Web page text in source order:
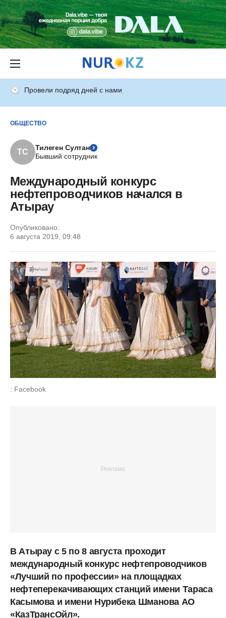
Провели подряд дней с нами
ОБЩЕСТВО
ТС
Тилеген Султан
Бывший сотрудник
Международный конкурс
нефтепроводчиков начался в
Атырау
Опубликовано:
6 августа 2019, 09:48
: Facebook
В Атырау с 5 по 8 августа проходит
международный конкурс нефтепроводчиков
«Лучший по профессии» на площадках
нефтеперекачивающих станций имени Тараса
Касымова и имени Нурибека Шманова АО
«КазТрансОйл».